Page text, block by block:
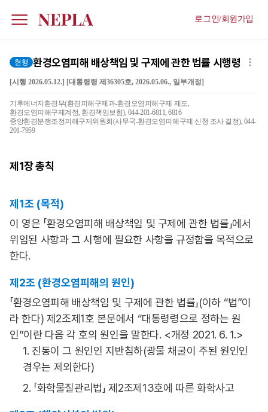
로그인/회원가입
현행 환경오염피해 배상책임 및 구제에 관한 법률 시행령
[시행 2026.05.12.] [대통령령 제36305호, 2026.05.06., 일부개정]
기후에너지환경부(환경피해구제과-환경오염피해구제 제도,
환경오염피해구제계정, 환경책임보험), 044-201-6811, 6816
중앙환경분쟁조정피해구제위원회(사무국-환경오염피해구제 신청 조사 결정), 044-
201-7959
제1장총칙
제1조 (목적)
이 영은 「환경오염피해 배상책임 및 구제에 관한 법률」에서
위임된 사항과 그 시행에 필요한 사항을 규정함을 목적으로
한다.
제2조 (환경오염피해의 원인)
「환경오염피해 배상책임 및 구제에 관한 법률」(이하 “법”이
라 한다) 제2조제1호 본문에서 “대통령령으로 정하는 원
인”이란 다음 각 호의 원인을 말한다. <개정 2021. 6. 1.>
1. 진동이 그 원인인 지반침하(광물 채굴이 주된 원인인
경우는 제외한다)
2. 「화학물질관리법」 제2조제13호에 따른 화학사고